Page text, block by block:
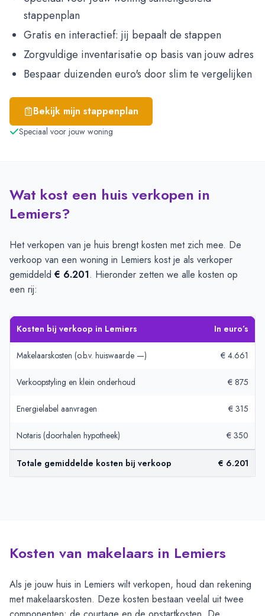
stappenplan
Gratis en interactief: jij bepaalt de stappen
Zorgvuldige inventarisatie op basis van jouw adres
Bespaar duizenden euro's door slim te vergelijken
Bekijk mijn stappenplan
Speciaal voor jouw woning
Wat kost een huis verkopen in
Lemiers?
Het verkopen van je huis brengt kosten met zich mee. De
verkoop van een woning in Lemiers kost je als verkoper
gemiddeld € 6.201. Hieronder zetten we alle kosten op
een rij:
Kosten bij verkoop in Lemiers In euro’s
Makelaarskosten (o.b.v. huiswaarde —) € 4.661
Verkoopstyling en klein onderhoud € 875
Energielabel aanvragen € 315
Notaris (doorhalen hypotheek) € 350
Totale gemiddelde kosten bij verkoop € 6.201
Kosten van makelaars in Lemiers
Als je jouw huis in Lemiers wilt verkopen, houd dan rekening
met makelaarskosten. Deze kosten bestaan veelal uit twee